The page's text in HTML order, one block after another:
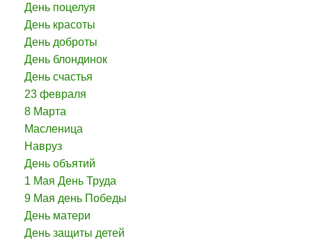
День поцелуя
День красоты
День доброты
День блондинок
День счастья
23 февраля
8 Марта
Масленица
Навруз
День объятий
1 Мая День Труда
9 Мая день Победы
День матери
День защиты детей